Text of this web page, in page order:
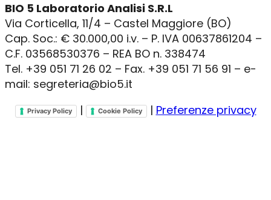
BIO 5 Laboratorio Analisi S.R.L
Via Corticella, 11/4 – Castel Maggiore (BO)
Cap. Soc.: € 30.000,00 i.v. – P. IVA 00637861204 –
C.F. 03568530376 – REA BO n. 338474
Tel. +39 051 71 26 02 – Fax. +39 051 71 56 91 – e-
mail: segreteria@bio5.it
Privacy Policy | Cookie Policy | Preferenze privacy